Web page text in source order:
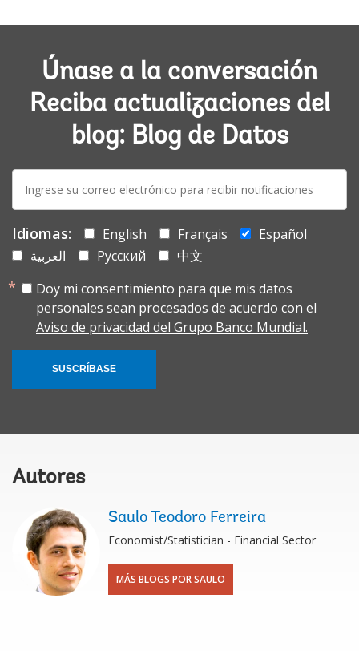
Únase a la conversación
Reciba actualizaciones del
blog: Blog de Datos
mail:
Idiomas: English Français
Español
العربية
Русский
中文
Doy mi consentimiento para que mis datos
personales sean procesados de acuerdo con el
Aviso de privacidad del Grupo Banco Mundial.
SUSCRÍBASE
Autores
Saulo Teodoro Ferreira
Economist/Statistician - Financial Sector
MÁS BLOGS POR SAULO